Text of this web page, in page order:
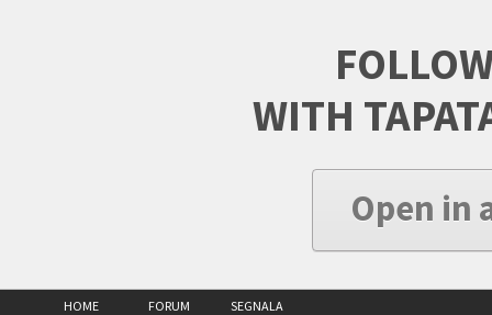
WITH
Open in
HOME FORUM SEGNALA